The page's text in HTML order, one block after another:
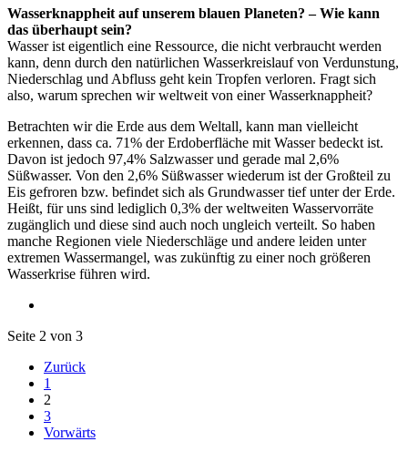
Wasserknappheit auf unserem blauen Planeten? – Wie kann
das überhaupt sein?
Wasser ist eigentlich eine Ressource, die nicht verbraucht werden
kann, denn durch den natürlichen Wasserkreislauf von Verdunstung,
Niederschlag und Abfluss geht kein Tropfen verloren. Fragt sich
also, warum sprechen wir weltweit von einer Wasserknappheit?
Betrachten wir die Erde aus dem Weltall, kann man vielleicht
erkennen, dass ca. 71% der Erdoberfläche mit Wasser bedeckt ist.
Davon ist jedoch 97,4% Salzwasser und gerade mal 2,6%
Süßwasser. Von den 2,6% Süßwasser wiederum ist der Großteil zu
Eis gefroren bzw. befindet sich als Grundwasser tief unter der Erde.
Heißt, für uns sind lediglich 0,3% der weltweiten Wasservorräte
zugänglich und diese sind auch noch ungleich verteilt. So haben
manche Regionen viele Niederschläge und andere leiden unter
extremen Wassermangel, was zukünftig zu einer noch größeren
Wasserkrise führen wird.
Seite 2 von 3
Zurück
1
2
3
Vorwärts